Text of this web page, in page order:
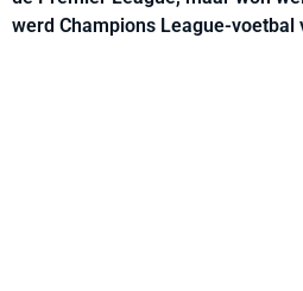
werd Champions League-voetbal